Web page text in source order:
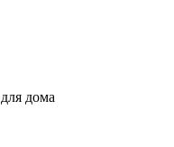
дома